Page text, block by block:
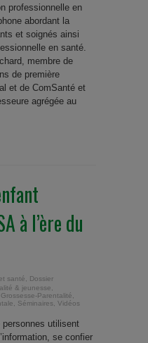
professionnelle en
abordant la
et soignés ainsi
en santé.
membre de
de première
et de ComSanté et
agrégée au
à l’ère du
santé
Dossier
& jeunesse
Grossesse-Parentalité
Séminaires Vidéos
utilisent
se confier